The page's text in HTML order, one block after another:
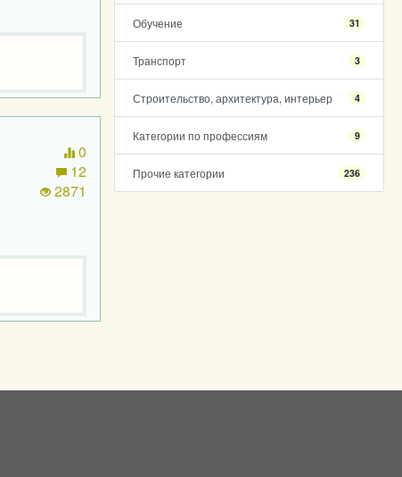
Обучение 31
Транспорт 3
Строительство, архитектура, интерьер 4
Категории по профессиям 9
Прочие категории 236
0
12
2871